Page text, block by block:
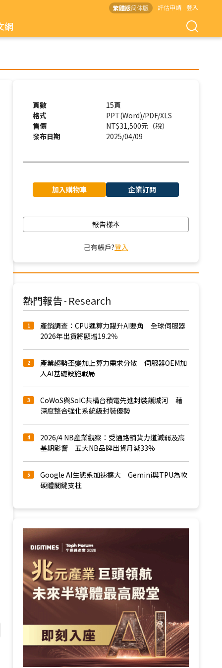
繁體版简体版 評估申請 登入
網
頁數
15頁
格式
PPT(Word)/PDF/XLS
售價
NT$31,500元（稅）
發布日期
2025/04/09
加入購物車 企業訂閱
報告樣本
己有帳戶?登入
熱門報告 - Research
1
產銷調查：CPU運算力躍升AI要角 全球伺服器
2026年出貨將顯增19.2％
2
產業趨勢丕變加上算力需求分散 伺服器OEM加
入AI基礎設施戰局
3
CoWoS與SoIC共構台積電先進封裝護城河 藉
深度整合強化系統級封裝優勢
4
2026/4 NB產業觀察：受通路舖貨力道減弱及高
基期影響 五大NB品牌出貨月減33%
5
Google AI生態系加速擴大 Gemini與TPU為軟
硬體關鍵支柱